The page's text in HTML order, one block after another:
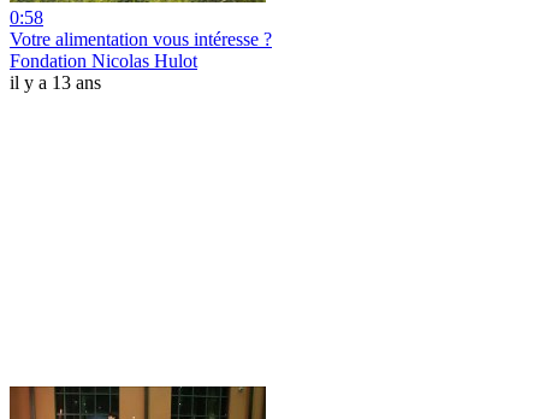
0:58
Votre alimentation vous intéresse ?
Fondation Nicolas Hulot
il y a 13 ans